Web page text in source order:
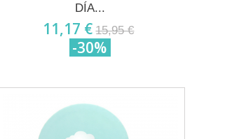
DÍA...
11,17 € 15,95 €
-30%